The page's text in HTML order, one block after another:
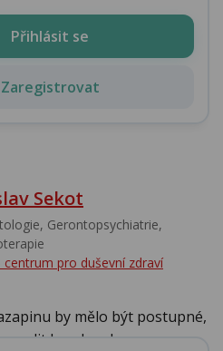
Přihlásit se
Zaregistrovat
Sekot
Gerontopsychiatrie,
centrum pro duševní zdraví
by mělo být postupné,
hned, pokava...